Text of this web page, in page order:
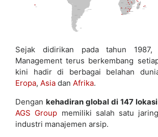
Sejak didirikan pada tahun 1987,
Management terus berkembang
kini hadir di berbagai belahan
Eropa, Asia dan Afrika.
Dengan kehadiran global di 147
AGS Group memiliki salah satu
industri manajemen arsip.